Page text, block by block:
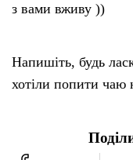
з вами вживу ))
Напишіть, будь
хотіли попити чаю